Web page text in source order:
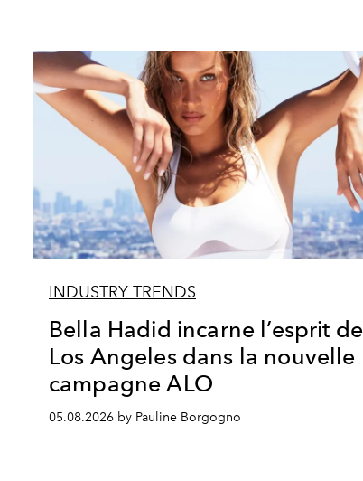
INDUSTRY TRENDS
Bella Hadid incarne l’esprit de
Los Angeles dans la nouvelle
campagne ALO
05.08.2026 by Pauline Borgogno